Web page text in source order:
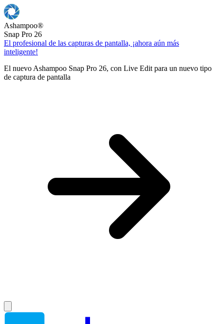
Ashampoo®
Snap Pro 26
El profesional de las capturas de pantalla, ¡ahora aún más
inteligente!
El nuevo Ashampoo Snap Pro 26, con Live Edit para un nuevo tipo
de captura de pantalla